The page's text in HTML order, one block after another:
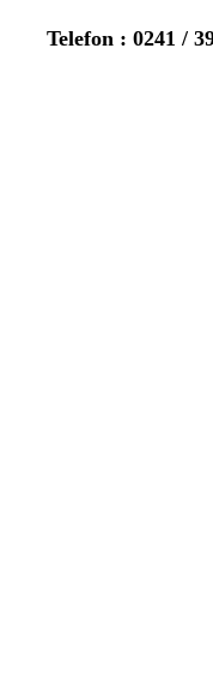
Telefon : 0241 /